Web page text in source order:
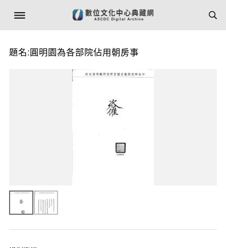
題名:圓明園為各部院佔用朝房事